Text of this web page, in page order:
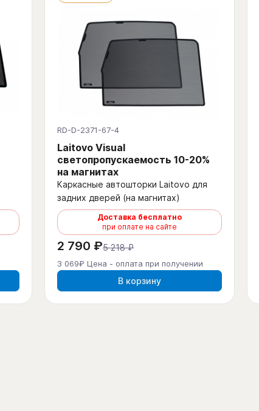
RD-D-2371-67-4
Laitovo Visual
светопропускаемость 10-20%
на магнитах
Каркасные автошторки Laitovo для
задних дверей (на магнитах)
Доставка бесплатно
при оплате на сайте
2 790 ₽5 218 ₽
3 069₽ Цена - оплата при получении
В корзину